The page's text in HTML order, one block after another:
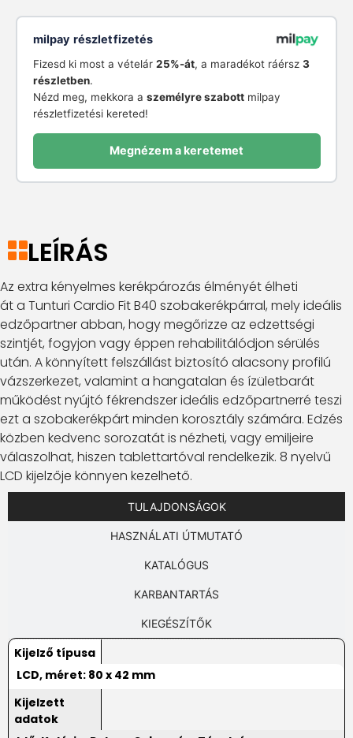
milpay részletfizetés
Fizesd ki most a vételár 25%-át, a maradékot ráérsz 3
részletben.
Nézd meg, mekkora a személyre szabottmilpay
részletfizetési kereted!
Megnézem a keretemet
LEÍRÁS
Az extra kényelmes kerékpározás élményét élheti
át a Tunturi Cardio Fit B40 szobakerékpárral, mely ideális
edzőpartner abban, hogy megőrizze az edzettségi
szintjét, fogyjon vagy éppen rehabilitálódjon sérülés
után. A könnyített felszállást biztosító alacsony profilú
vázszerkezet, valamint a hangatalan és ízületbarát
működést nyújtó fékrendszer ideális edzőpartnerré teszi
ezt a szobakerékpárt minden korosztály számára. Edzés
közben kedvenc sorozatát is nézheti, vagy emiljeire
válaszolhat, hiszen tablettartóval rendelkezik. 8 nyelvű
LCD kijelzője könnyen kezelhető.
TULAJDONSÁGOK
HASZNÁLATI ÚTMUTATÓ
KATALÓGUS
KARBANTARTÁS
KIEGÉSZÍTŐK
Kijelző típusa
LCD, méret: 80 x 42 mm
Kijelzett
adatok